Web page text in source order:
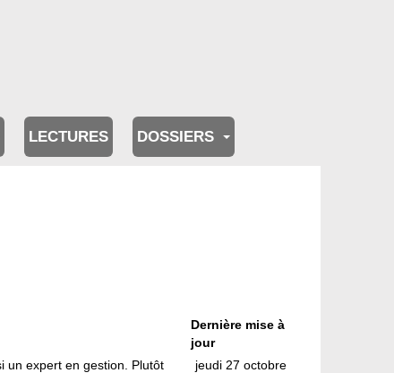
LECTURES DOSSIERS
Dernière mise à
jour
un expert en gestion. Plutôt
jeudi 27 octobre